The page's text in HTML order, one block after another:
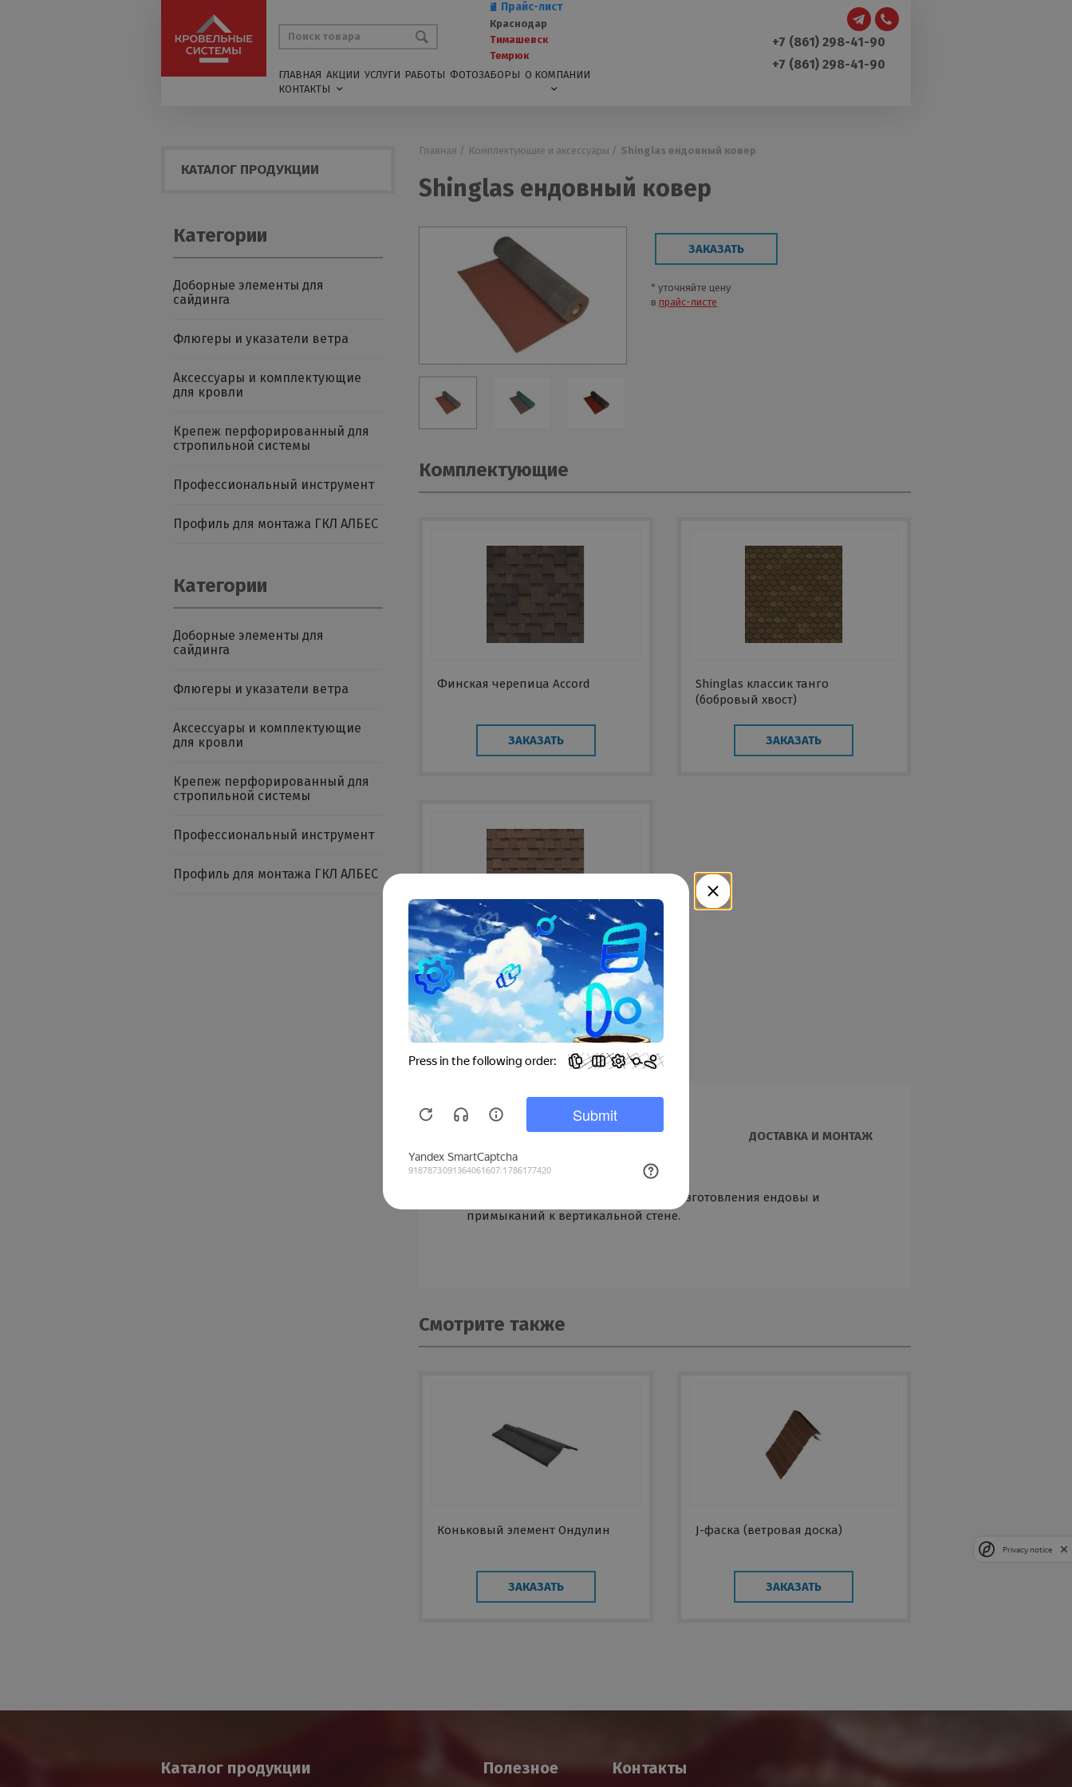
Прайс-лист
Краснодар
Тимашевск
Темрюк
ГЛАВНАЯ АКЦИИ УСЛУГИ РАБОТЫ ФОТОЗАБОРЫ О КОМПАНИИ
КОНТАКТЫ
+7 (861) 298-41-90
+7 (861) 298-41-90
КАТАЛОГ ПРОДУКЦИИ
Категории
Доборные элементы для
сайдинга
Флюгеры и указатели ветра
Аксессуары и комплектующие
для кровли
Крепеж перфорированный для
стропильной системы
Профессиональный инструмент
Профиль для монтажа ГКЛ АЛБЕС
Категории
Доборные элементы для
сайдинга
Флюгеры и указатели ветра
Аксессуары и комплектующие
для кровли
Крепеж перфорированный для
стропильной системы
Профессиональный инструмент
Профиль для монтажа ГКЛ АЛБЕС
Главная / Комплектующие и аксессуары / Shinglas ендовный ковер
Shinglas ендовный ковер
ЗАКАЗАТЬ
* уточняйте цену
впрайс-листе
Комплектующие
Финская черепица Accord
ЗАКАЗАТЬ
Shinglas классик танго
(бобровый хвост)
ЗАКАЗАТЬ
Shinglas кантри
ламинированный (драконий
зуб)
ЗАКАЗАТЬ
ХАРАКТЕРИСТИКИ ДОСТАВКА И МОНТАЖ
Рулон, 10 м² (10х1) используется для изготовления ендовы и
примыканий к вертикальной стене.
Смотрите также
Коньковый элемент Ондулин
ЗАКАЗАТЬ
J-фаска (ветровая доска)
ЗАКАЗАТЬ
Каталог продукции Полезное Контакты
Privacy notice